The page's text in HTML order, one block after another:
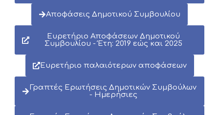
Αποφάσεις Δημοτικού Συμβουλίου
Ευρετήριο Αποφάσεων Δημοτικού
Συμβουλίου - Έτη: 2019 εώς και 2025
Ευρετήριο παλαιότερων αποφάσεων
Γραπτές Ερωτήσεις Δημοτικών Συμβούλων
- Ημερήσιες